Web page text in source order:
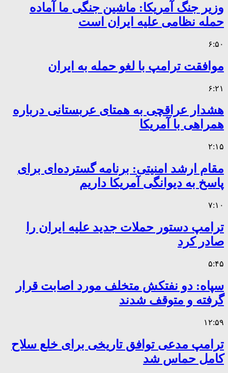
وزیر جنگ آمریکا: ماشین جنگی ما آماده
حمله نظامی علیه ایران است
۶:۵۰
موافقت ترامپ با لغو حمله به ایران
۶:۲۱
هشدار عراقچی به همتای عربستانی درباره
همراهی با آمریکا
۲:۱۵
مقام ارشد امنیتی: برنامه گسترده‌ای برای
پاسخ به دیوانگی آمریکا داریم
۷:۱۰
ترامپ دستور حملات جدید علیه ایران را
صادر کرد
۵:۴۵
سپاه: دو نفتکش متخلف مورد اصابت قرار
گرفته و متوقف شدند
۱۲:۵۹
ترامپ مدعی توافق تاریخی برای خلع سلاح
کامل حماس شد